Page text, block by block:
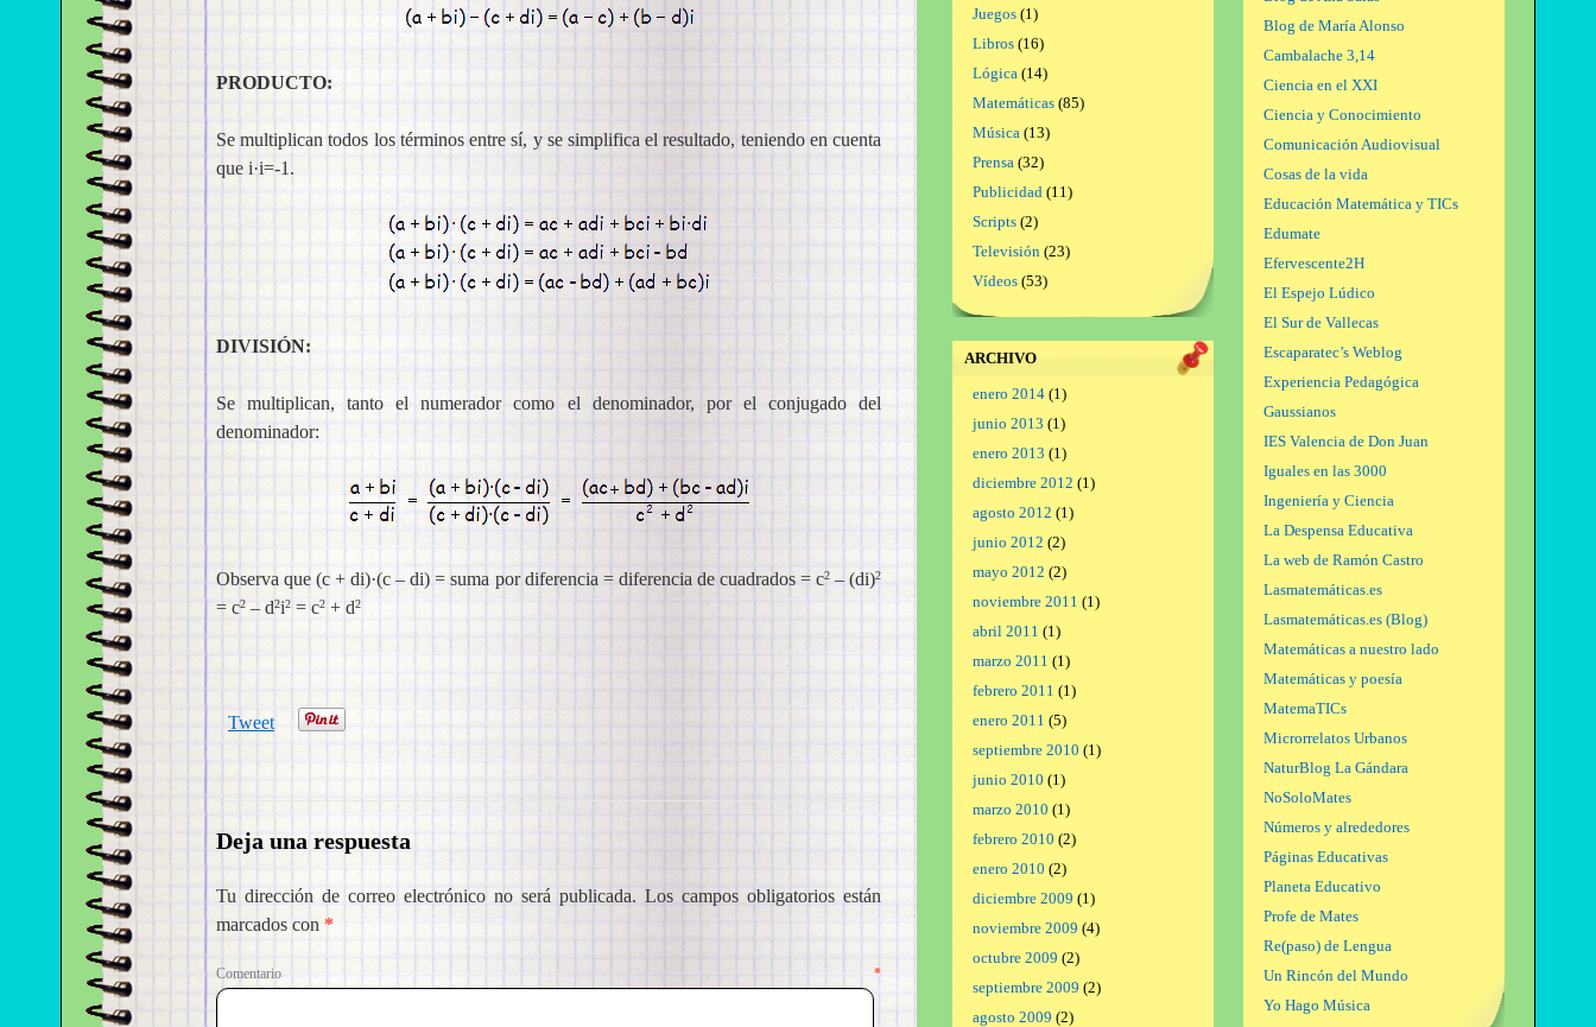
PRODUCTO:
Se multiplican todos los términos entre sí, y se simplifica el resultado, teniendo en cuenta
que i·i=-1.
DIVISIÓN:
Se multiplican, tanto el numerador como el denominador, por el conjugado del
denominador:
Observa que (c + di)·(c – di) = suma por diferencia = diferencia de cuadrados = c2– (di)2
= c2 – d2i2 = c2 + d2
Tweet
Deja una respuesta
Tu dirección de correo electrónico no será publicada. Los campos obligatorios están
marcados con *
Comentario *
Juegos(1)
Libros(16)
Lógica(14)
Matemáticas(85)
Música(13)
Prensa(32)
Publicidad(11)
Scripts(2)
Televisión(23)
Vídeos(53)
ARCHIVO
enero 2014(1)
junio 2013 (1)
enero 2013 (1)
diciembre 2012 (1)
agosto 2012 (1)
junio 2012 (2)
mayo 2012 (2)
noviembre 2011 (1)
abril 2011 (1)
marzo 2011 (1)
febrero 2011 (1)
enero 2011 (5)
septiembre 2010 (1)
junio 2010 (1)
marzo 2010 (1)
febrero 2010 (2)
enero 2010 (2)
diciembre 2009 (1)
noviembre 2009 (4)
octubre 2009 (2)
septiembre 2009 (2)
agosto 2009 (2)
Blog de María Alonso
Cambalache 3,14
Ciencia en el XXI
Ciencia y Conocimiento
Comunicación Audiovisual
Cosas de la vida
Educación Matemática y TICs
Edumate
Efervescente2H
El Espejo Lúdico
El Sur de Vallecas
Escaparatec’s Weblog
Experiencia Pedagógica
Gaussianos
IES Valencia de Don Juan
Iguales en las 3000
Ingeniería y Ciencia
La Despensa Educativa
La web de Ramón Castro
Lasmatemáticas.es
Lasmatemáticas.es (Blog)
Matemáticas a nuestro lado
Matemáticas y poesía
MatemaTICs
Microrrelatos Urbanos
NaturBlog La Gándara
NoSoloMates
Números y alrededores
Páginas Educativas
Planeta Educativo
Profe de Mates
Re(paso) de Lengua
Un Rincón del Mundo
Yo Hago Música